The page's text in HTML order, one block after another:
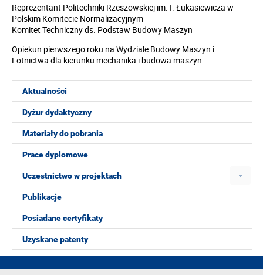
Aktualności
Dyżur dydaktyczny
Materiały do pobrania
Prace dyplomowe
Uczestnictwo w projektach
Publikacje
Posiadane certyfikaty
Uzyskane patenty
Reprezentant Politechniki Rzeszowskiej im. I. Łukasiewicza w
Polskim Komitecie Normalizacyjnym
Komitet Techniczny ds. Podstaw Budowy Maszyn
Opiekun pierwszego roku na Wydziale Budowy Maszyn i
Lotnictwa dla kierunku mechanika i budowa maszyn